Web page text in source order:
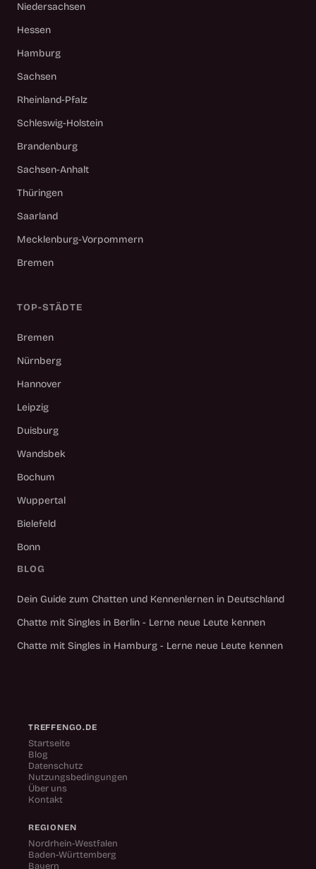
Niedersachsen
Hessen
Hamburg
Sachsen
Rheinland-Pfalz
Schleswig-Holstein
Brandenburg
Sachsen-Anhalt
Thüringen
Saarland
Mecklenburg-Vorpommern
Bremen
TOP-STÄDTE
Bremen
Nürnberg
Hannover
Leipzig
Duisburg
Wandsbek
Bochum
Wuppertal
Bielefeld
Bonn
BLOG
Dein Guide zum Chatten und Kennenlernen in Deutschland
Chatte mit Singles in Berlin - Lerne neue Leute kennen
Chatte mit Singles in Hamburg - Lerne neue Leute kennen
TREFFENGO.DE
Startseite
Blog
Datenschutz
Nutzungsbedingungen
Über uns
Kontakt
REGIONEN
Nordrhein-Westfalen
Baden-Württemberg
Bayern